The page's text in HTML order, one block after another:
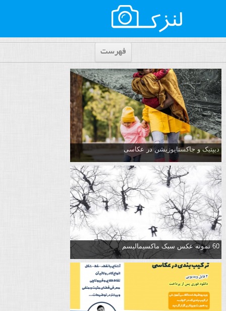
فهرست
دیپتیک و جاکستا‌پوزیشن در عکاسی
60 نمونه عکس سبک ماکسیمالیسم